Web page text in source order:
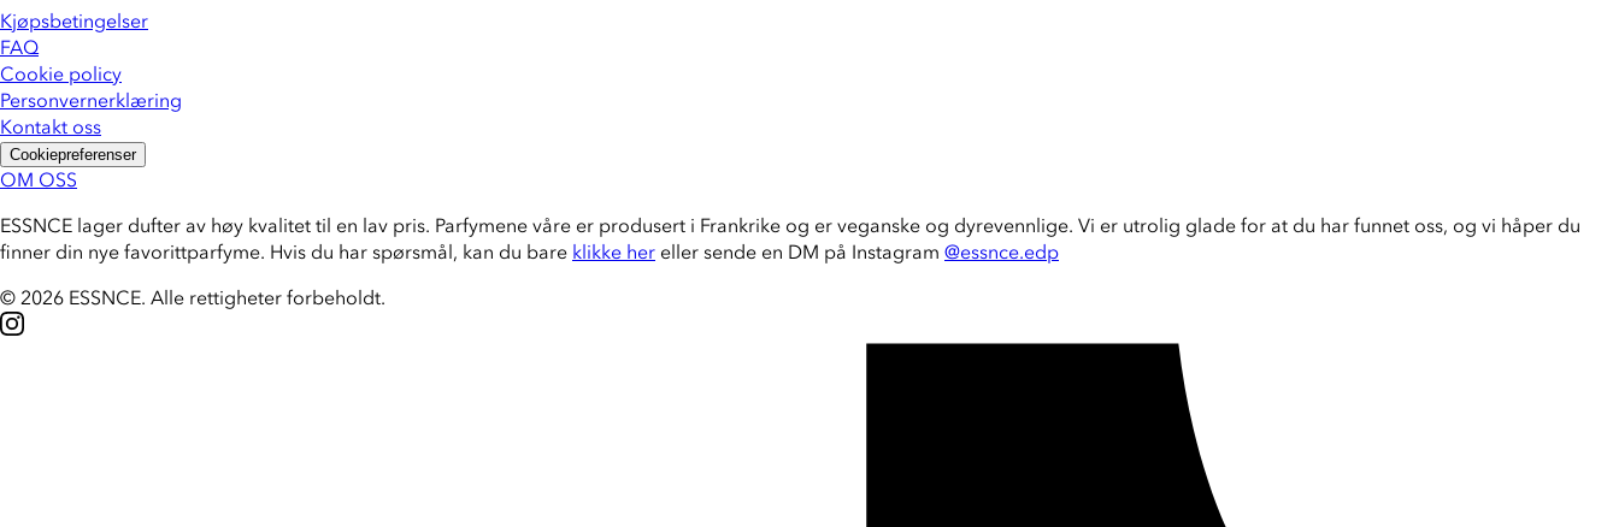
Kjøpsbetingelser
FAQ
Cookie policy
Personvernerklæring
Kontakt oss
Cookiepreferenser
OM OSS
ESSNCE lager dufter av høy kvalitet til en lav pris. Parfymene våre er produsert i Frankrike og er veganske og dyrevennlige. Vi er utrolig glade for at du har funnet oss, og vi håper du
finner din nye favorittparfyme. Hvis du har spørsmål, kan du bare klikke her eller sende en DM på Instagram @essnce.edp
© 2026 ESSNCE. Alle rettigheter forbeholdt.